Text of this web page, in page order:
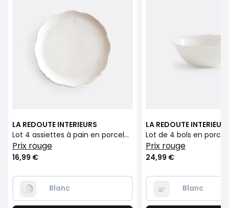
LA REDOUTE INTERIEURS
Lot 4 assiettes à pain en porcelaine, Hirène
prix rouge
16,99 €
Blanc
LA REDOUTE
prix rouge
24,99 €
Blanc